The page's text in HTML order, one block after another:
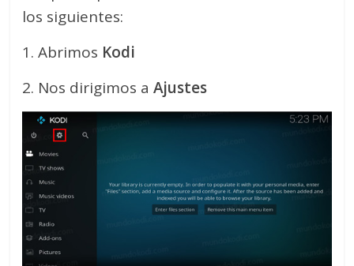
los siguientes:
1. Abrimos Kodi
2. Nos dirigimos aAjustes